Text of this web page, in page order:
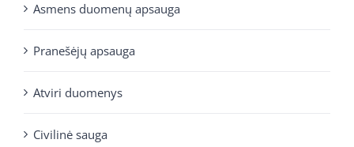
Asmens duomenų apsauga
Pranešėjų apsauga
Atviri duomenys
Civilinė sauga